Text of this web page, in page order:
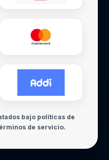
bajo políticas de
de servicio.